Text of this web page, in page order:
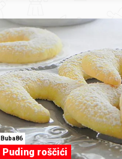
Buba86
Puding roščići